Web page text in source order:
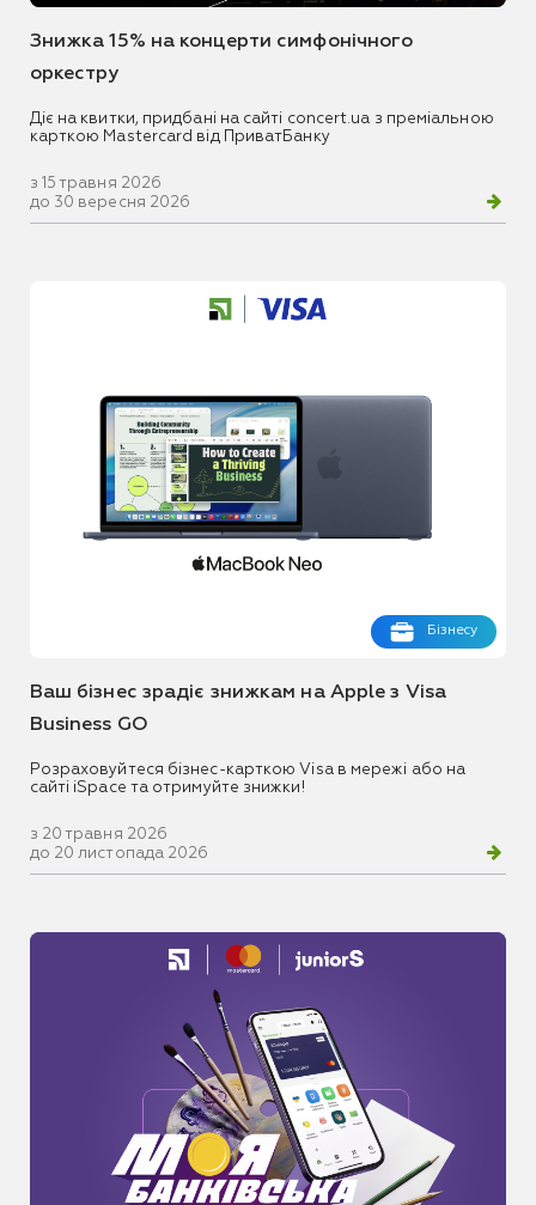
Знижка 15% на концерти симфонічного
оркестру
Діє на квитки, придбані на сайті concert.ua з преміальною
карткою Mastercard від ПриватБанку
з 15 травня 2026
до 30 вересня 2026
Бізнесу
Ваш бізнес зрадіє знижкам на Apple з Visa
Business GO
Розраховуйтеся бізнес-карткою Visa в мережі або на
сайті iSpace та отримуйте знижки!
з 20 травня 2026
до 20 листопада 2026